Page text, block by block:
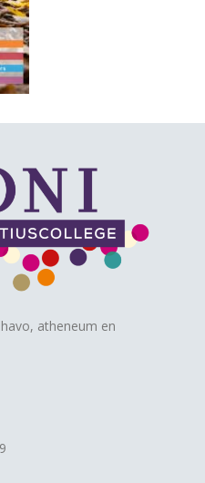
atheneum en